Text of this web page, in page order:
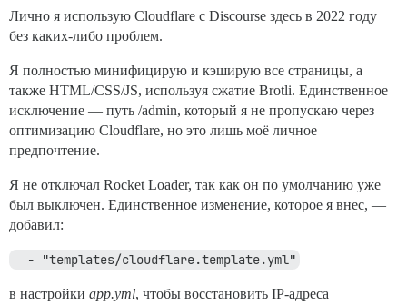
Лично я использую Cloudflare с Discourse здесь в 2022 году
без каких-либо проблем.
Я полностью минифицирую и кэширую все страницы, а
также HTML/CSS/JS, используя сжатие Brotli. Единственное
исключение — путь /admin, который я не пропускаю через
оптимизацию Cloudflare, но это лишь моё личное
предпочтение.
Я не отключал Rocket Loader, так как он по умолчанию уже
был выключен. Единственное изменение, которое я внес, —
добавил:
  - "templates/cloudflare.template.yml"
в настройки app.yml, чтобы восстановить IP-адреса